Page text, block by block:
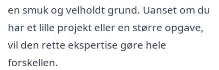
en smuk og velholdt grund. Uanset om du
har et lille projekt eller en større opgave,
vil den rette ekspertise gøre hele
forskellen.